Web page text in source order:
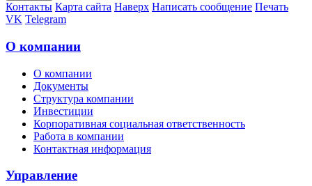
Контакты Карта сайта Наверх Написать сообщение Печать
VK Telegram
О компании
О компании
Документы
Структура компании
Инвестиции
Корпоративная социальная ответственность
Работа в компании
Контактная информация
Управление